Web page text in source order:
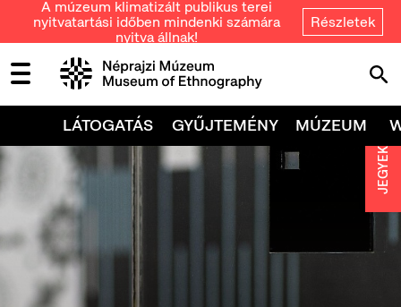
A múzeum klimatizált publikus terei
nyitvatartási időben mindenki számára
nyitva állnak!
Részletek
LÁTOGATÁS GYŰJTEMÉNY MÚZEUM
JEGYEK